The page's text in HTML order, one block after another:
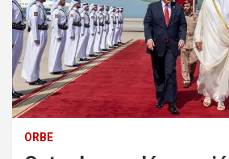
ORBE